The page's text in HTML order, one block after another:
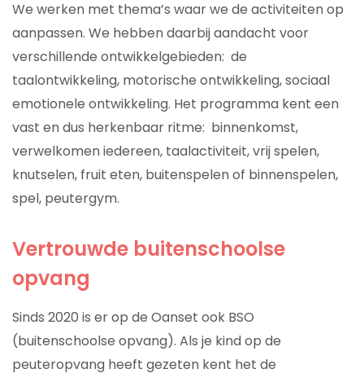
We werken met thema’s waar we de activiteiten op
aanpassen. We hebben daarbij aandacht voor
verschillende ontwikkelgebieden: de
taalontwikkeling, motorische ontwikkeling, sociaal
emotionele ontwikkeling. Het programma kent een
vast en dus herkenbaar ritme: binnenkomst,
verwelkomen iedereen, taalactiviteit, vrij spelen,
knutselen, fruit eten, buitenspelen of binnenspelen,
spel, peutergym.
Vertrouwde buitenschoolse
opvang
Sinds 2020 is er op de Oanset ook BSO
(buitenschoolse opvang). Als je kind op de
peuteropvang heeft gezeten kent het de